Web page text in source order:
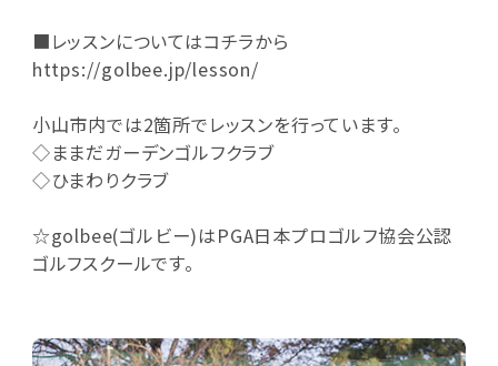
■レッスンについてはコチラから
https://golbee.jp/lesson/
小山市内では2箇所でレッスンを行っています。
◇ままだガーデンゴルフクラブ
◇ひまわりクラブ
☆golbee(ゴルビー)はPGA日本プロゴルフ協会公認
ゴルフスクールです。